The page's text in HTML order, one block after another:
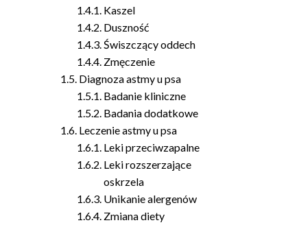
Kaszel
Duszność
Świszczący oddech
Zmęczenie
Diagnoza astmy u psa
Badanie kliniczne
Badania dodatkowe
Leczenie astmy u psa
Leki przeciwzapalne
Leki rozszerzające
oskrzela
Unikanie alergenów
Zmiana diety